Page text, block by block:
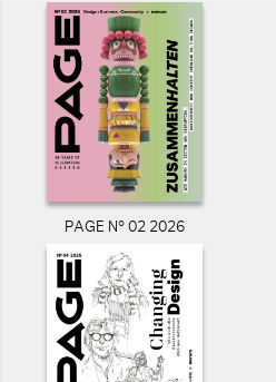
PAGE N° 02 2026